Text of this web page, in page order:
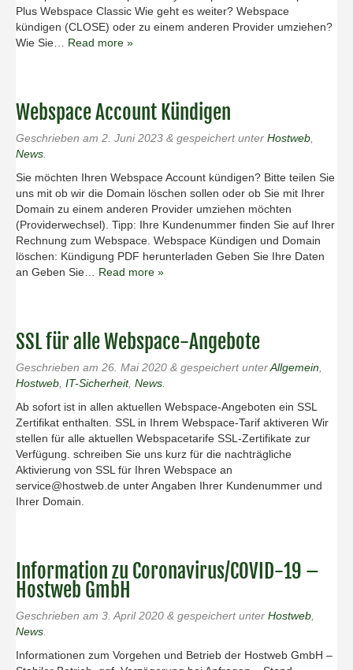
Plus Webspace Classic Wie geht es weiter? Webspace
kündigen (CLOSE) oder zu einem anderen Provider umziehen?
Wie Sie… Read more »
Webspace Account Kündigen
Geschrieben am 2. Juni 2023 & gespeichert unter Hostweb
News
Sie möchten Ihren Webspace Account kündigen? Bitte teilen Sie
uns mit ob wir die Domain löschen sollen oder ob Sie mit Ihrer
Domain zu einem anderen Provider umziehen möchten
(Providerwechsel). Tipp: Ihre Kundenummer finden Sie auf Ihrer
Rechnung zum Webspace. Webspace Kündigen und Domain
löschen: Kündigung PDF herunterladen Geben Sie Ihre Daten
an Geben Sie… Read more »
SSL für alle Webspace-Angebote
Geschrieben am 26. Mai 2020 & gespeichert unterAllgemein
Hostweb IT-Sicherheit, News
Ab sofort ist in allen aktuellen Webspace-Angeboten ein SSL
Zertifikat enthalten. SSL in Ihrem Webspace-Tarif aktiveren Wir
stellen für alle aktuellen Webspacetarife SSL-Zertifikate zur
Verfügung. schreiben Sie uns kurz für die nachträgliche
Aktivierung von SSL für Ihren Webspace an
service@hostweb.de unter Angaben Ihrer Kundenummer und
Ihrer Domain.
Information zu Coronavirus/COVID-19 –
Hostweb GmbH
Geschrieben am 3. April 2020 & gespeichert unter Hostweb
News
Informationen zum Vorgehen und Betrieb der Hostweb GmbH –